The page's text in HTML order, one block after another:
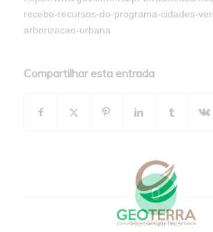
recebe-recursos-do-programa-cidades-
arborizacao-urbana
Compartilhar esta entrada
0
RESPOSTAS